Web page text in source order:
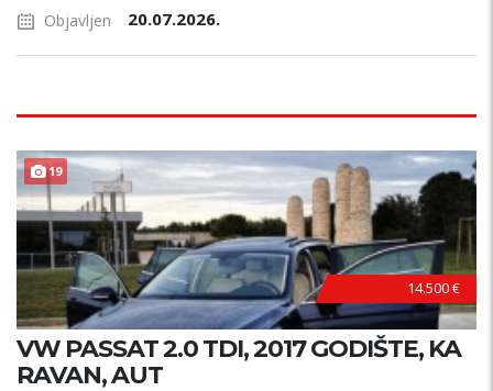
Objavljen 20.07.2026.
19
14.500 €
VW PASSAT 2.0 TDI, 2017 GODIŠTE, KA
RAVAN, AUT